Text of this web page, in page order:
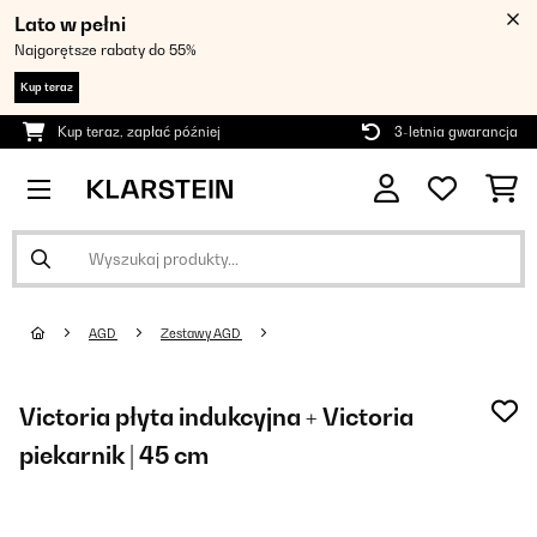
Lato w pełni
Najgorętsze rabaty do 55%
Kup teraz
Kup teraz, zapłać później 3-letnia gwarancja
AGD Zestawy AGD
Victoria płyta indukcyjna + Victoria
piekarnik | 45 cm